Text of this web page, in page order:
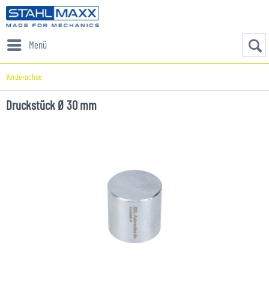
Menü
Vorderachse
Druckstück Ø 30 mm